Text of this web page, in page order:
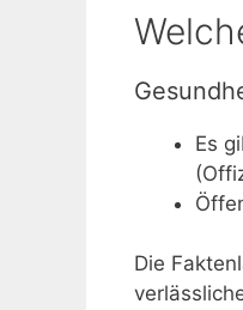
Es
Die